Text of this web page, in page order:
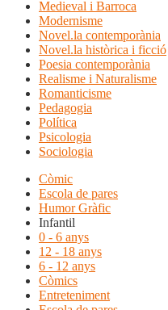
Medieval i Barroca
Modernisme
Novel.la contemporània
Novel.la històrica i ficció
Poesia contemporània
Realisme i Naturalisme
Romanticisme
Pedagogia
Política
Psicologia
Sociologia
Còmic
Escola de pares
Humor Gràfic
Infantil
0 - 6 anys
12 - 18 anys
6 - 12 anys
Còmics
Entreteniment